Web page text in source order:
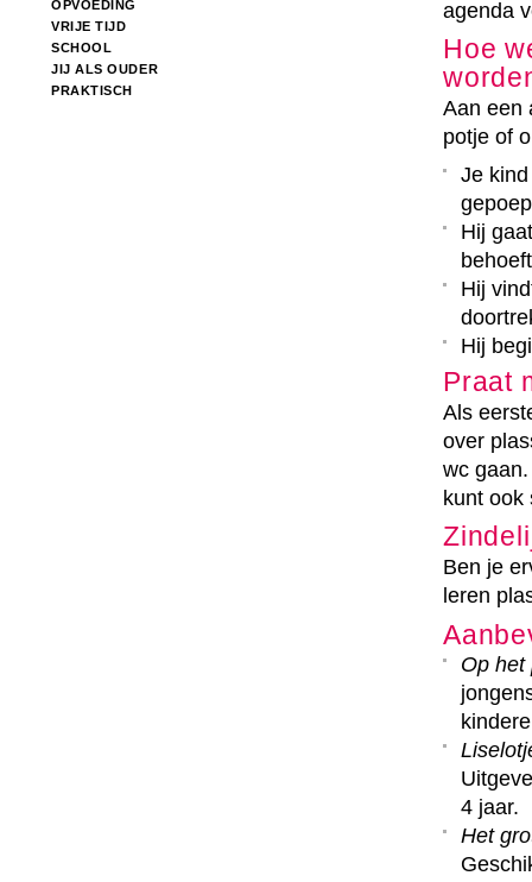
OPVOEDING
VRIJE TIJD
SCHOOL
JIJ ALS OUDER
PRAKTISCH
agenda
Hoe
Aan een
potje of
Je
Hij
Hij
Hij
Praat
Als
over
wc
kunt ook
Ben je
leren
Op het
4 jaar.
Het